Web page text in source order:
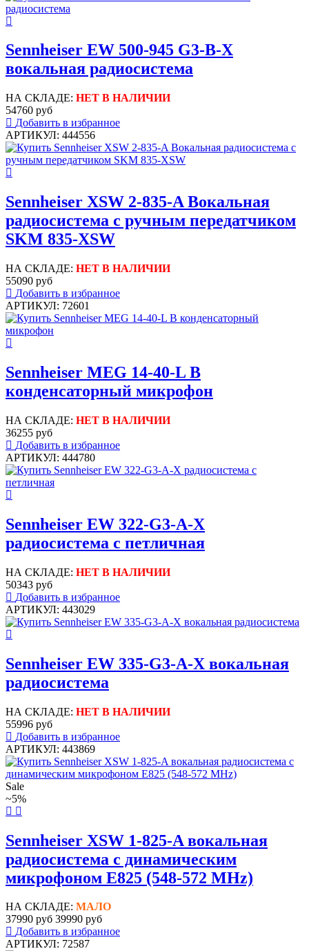
Sennheiser EW 500-945 G3-B-X
вокальная радиосистема
НА СКЛАДЕ: НЕТ В НАЛИЧИИ
54760 руб
Добавить в избранное
АРТИКУЛ: 444556
Sennheiser XSW 2-835-A Вокальная
радиосистема с ручным передатчиком
SKM 835-XSW
НА СКЛАДЕ: НЕТ В НАЛИЧИИ
55090 руб
Добавить в избранное
АРТИКУЛ: 72601
Sennheiser MEG 14-40-L B
конденсаторный микрофон
НА СКЛАДЕ: НЕТ В НАЛИЧИИ
36255 руб
Добавить в избранное
АРТИКУЛ: 444780
Sennheiser EW 322-G3-A-X
радиосистема с петличная
НА СКЛАДЕ: НЕТ В НАЛИЧИИ
50343 руб
Добавить в избранное
АРТИКУЛ: 443029
Sennheiser EW 335-G3-A-X вокальная
радиосистема
НА СКЛАДЕ: НЕТ В НАЛИЧИИ
55996 руб
Добавить в избранное
АРТИКУЛ: 443869
Sale
~5%
Sennheiser XSW 1-825-A вокальная
радиосистема с динамическим
микрофоном E825 (548-572 MHz)
НА СКЛАДЕ: МАЛО
37990 руб 39990 руб
Добавить в избранное
АРТИКУЛ: 72587